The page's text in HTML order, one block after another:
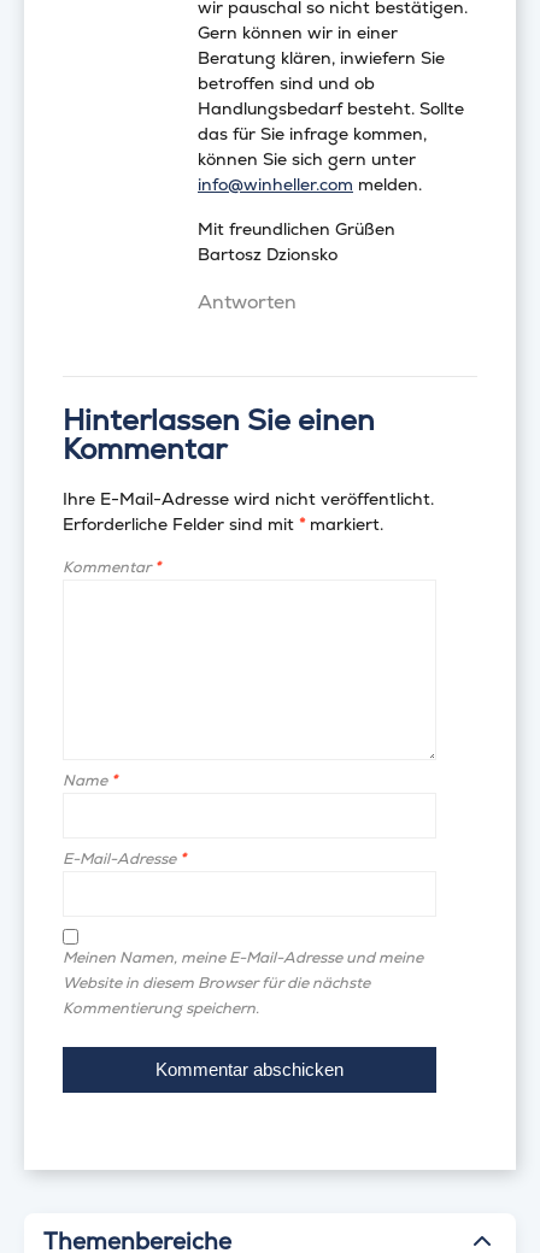
wir pauschal so nicht bestätigen.
Gern können wir in einer
Beratung klären, inwiefern Sie
betroffen sind und ob
Handlungsbedarf besteht. Sollte
das für Sie infrage kommen,
können Sie sich gern unter
info@winheller.com melden.
Mit freundlichen Grüßen
Bartosz Dzionsko
Antworten
Hinterlassen Sie einen
Kommentar
Ihre E-Mail-Adresse wird nicht veröffentlicht.
Erforderliche Felder sind mit *markiert.
Kommentar*
Name *
E-Mail-Adresse *
Meinen Namen, meine E-Mail-Adresse und meine
Website in diesem Browser für die nächste
Kommentierung speichern.
Themenbereiche